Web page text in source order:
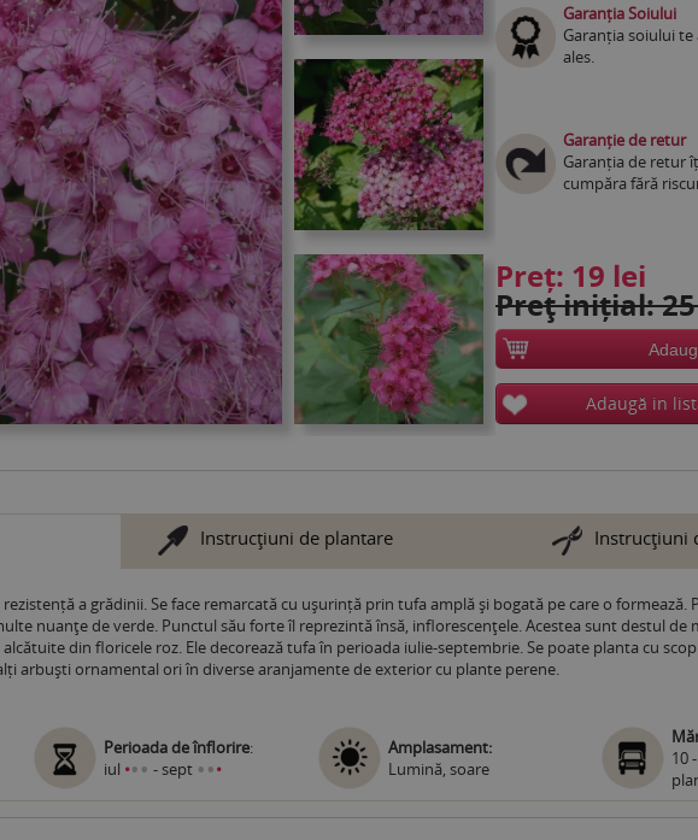
Garanția Soiului
Garanția soiului te
ales.
Garanție de retur
Garanția de retur
cumpăra fără
Preț: 19 lei
Preţ inițial:
Adaugă in
Instrucţiuni de plantare Instrucţiuni
a grădinii. Se face remarcată cu ușurință prin tufa amplă și bogată pe care o formează.
nuanţe de verde. Punctul său forte îl reprezintă însă, inflorescenţele. Acestea sunt destul de
din floricele roz. Ele decorează tufa în perioada iulie-septembrie. Se poate planta cu
arbuști ornamental ori în diverse aranjamente de exterior cu plante perene.
Perioada de înflorire:
iul ••• - sept •••
Amplasament:
Lumină, soare
10